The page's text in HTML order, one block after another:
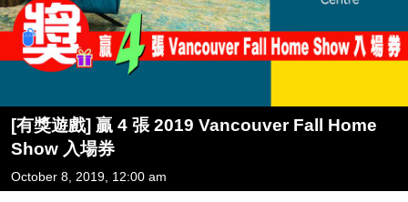
[有獎遊戲] 贏 4 張 2019 Vancouver Fall Home
Show 入場券
October 8, 2019, 12:00 am